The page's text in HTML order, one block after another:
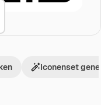
Iconenset